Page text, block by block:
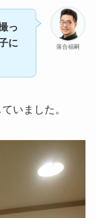
落合福嗣
っ
に
いました。